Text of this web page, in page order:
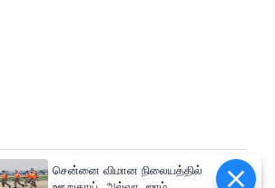
சென்னை விமான நிலையத்தில்